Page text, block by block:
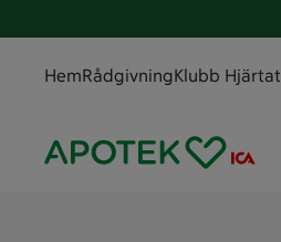
HemRådgivningKlubb Hjärtat